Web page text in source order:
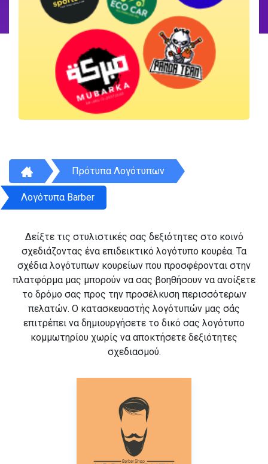
Πρότυπα Λογότυπων
Λογότυπα Barber
Δείξτε τις στυλιστικές σας δεξιότητες στο κοινό
σχεδιάζοντας ένα επιδεικτικό λογότυπο κουρέα. Τα
σχέδια λογότυπων κουρείων που προσφέρονται στην
πλατφόρμα μας μπορούν να σας βοηθήσουν να ανοίξετε
το δρόμο σας προς την προσέλκυση περισσότερων
πελατών. Ο κατασκευαστής λογότυπών μας σάς
επιτρέπει να δημιουργήσετε το δικό σας λογότυπο
κομμωτηρίου χωρίς να αποκτήσετε δεξιότητες
σχεδιασμού.